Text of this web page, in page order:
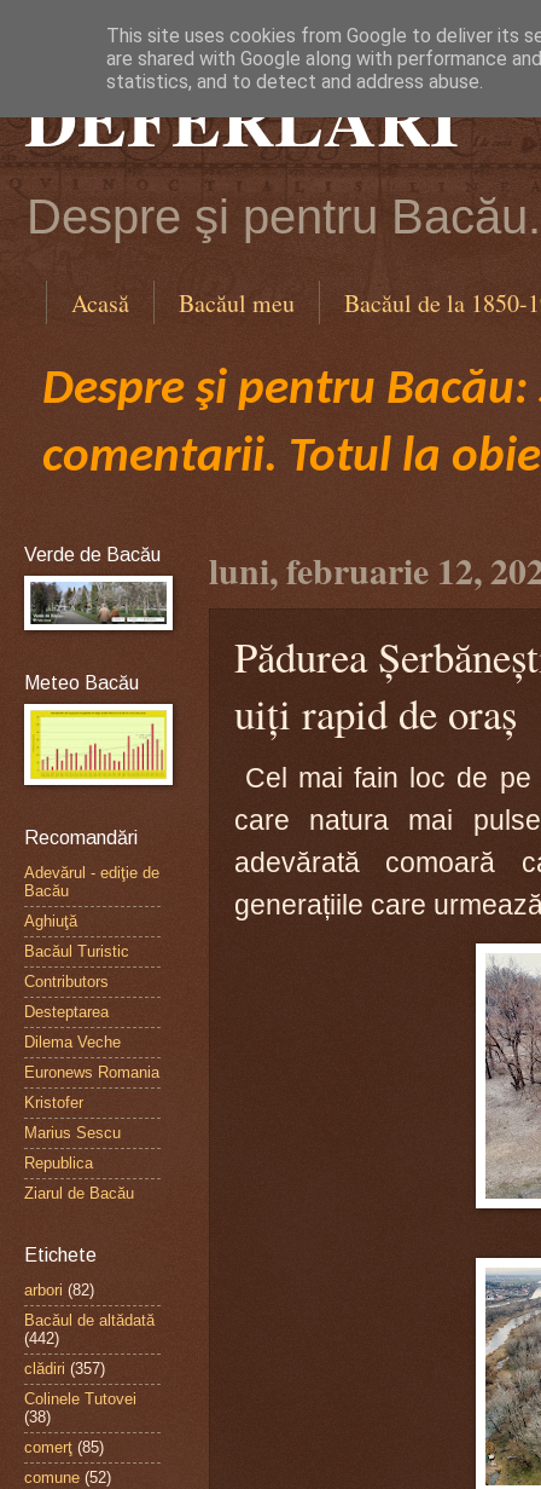
DEFERLĂRI
Despre şi pentru
Acasă Bacăul meu Bacăul de la 1850-
Despre şi pentru
comentarii. Totul la
luni, februarie 12,
Pădurea
uiți rapid de oraș
Cel mai fain loc de pe
care natura mai
adevărată comoară
generațiile care
Verde de Bacău
Meteo Bacău
Recomandări
Adevărul - ediţie de
Bacău
Aghiuţă
Bacăul Turistic
Contributors
Desteptarea
Dilema Veche
Euronews Romania
Kristofer
Marius Sescu
Republica
Ziarul de Bacău
Etichete
arbori (82)
Bacăul de altădată
(442)
clădiri (357)
Colinele Tutovei
(38)
comerţ (85)
comune (52)
This site uses cookies from Google to deliver its
are shared with Google along with performance
statistics, and to detect and address abuse.